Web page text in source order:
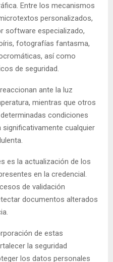
Entre los mecanismos
personalizados,
software especializado,
fotografías fantasma,
así como
de seguridad.
ante la luz
mientras que otros
condiciones
cualquier
es la actualización de los
en la credencial.
de validación
documentos alterados
de estas
la seguridad
los datos personales